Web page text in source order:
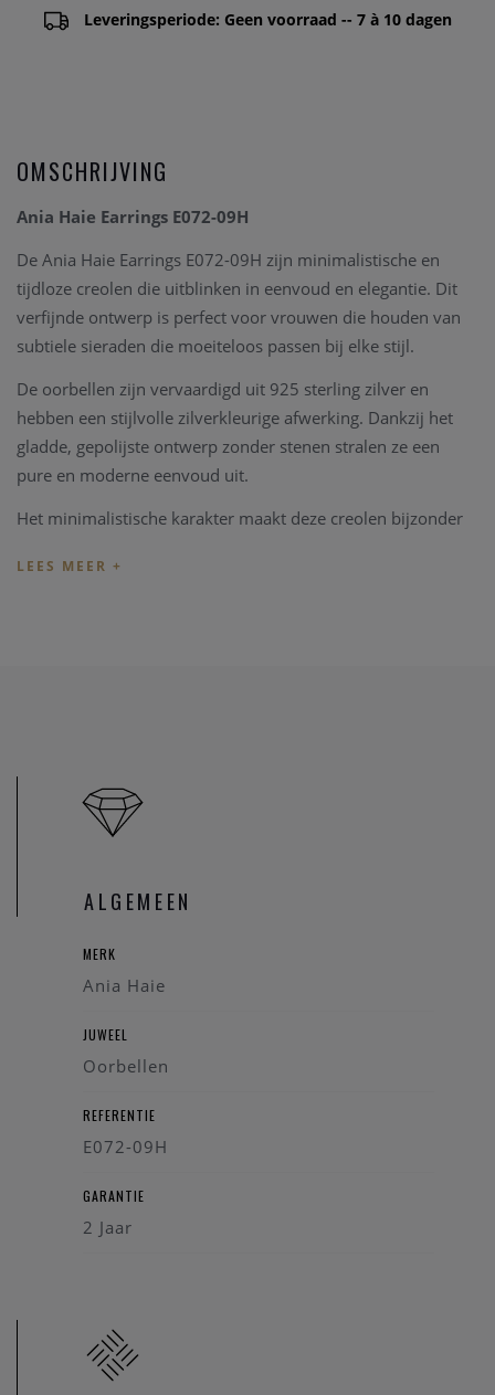
Leveringsperiode: Geen voorraad -- 7 à 10 dagen
OMSCHRIJVING
Ania Haie Earrings E072-09H
De Ania Haie Earrings E072-09H zijn minimalistische en
tijdloze creolen die uitblinken in eenvoud en elegantie. Dit
verfijnde ontwerp is perfect voor vrouwen die houden van
subtiele sieraden die moeiteloos passen bij elke stijl.
De oorbellen zijn vervaardigd uit 925 sterling zilver en
hebben een stijlvolle zilverkleurige afwerking. Dankzij het
gladde, gepolijste ontwerp zonder stenen stralen ze een
pure en moderne eenvoud uit.
Het minimalistische karakter maakt deze creolen bijzonder
om te combineren met andere oorbellen voor een gelaagde
Technische specificaties
Type: Creolen dames
Afwerking: Zilverkleurig
Stenen: Geen
Ontdek de elegante Ania Haie Earrings E072-09H bij Juwelier
Clem Vercammen
ALGEMEEN
MERK
Ania Haie
JUWEEL
Oorbellen
REFERENTIE
E072-09H
GARANTIE
2 Jaar